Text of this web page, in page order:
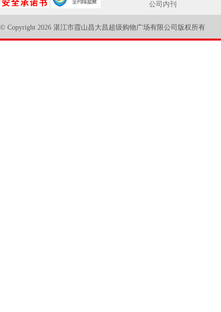
公司内刊
© Copyright 2026 湛江市霞山昌大昌超级购物广场有限公司版权所有